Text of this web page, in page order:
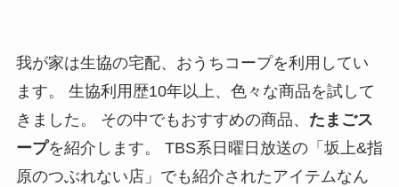
我が家は生協の宅配、おうちコープを利用してい
ます。 生協利用歴10年以上、色々な商品を試して
きました。 その中でもおすすめの商品、 たまごス
ープを紹介します。 TBS系日曜日放送の「坂上&指
原のつぶれない店」でも紹介されたアイテムなん